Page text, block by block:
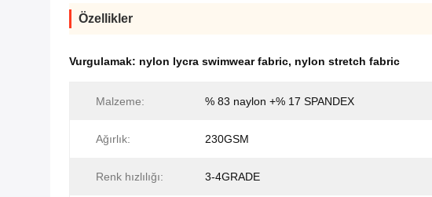
Özellikler
Vurgulamak: nylon lycra swimwear fabric, nylon stretch fabric
Malzeme: % 83 naylon +% 17 SPANDEX
Ağırlık: 230GSM
Renk hızlılığı: 3-4GRADE